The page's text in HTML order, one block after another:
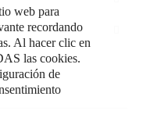
web para
recordando
Al hacer clic en
las cookies.
de